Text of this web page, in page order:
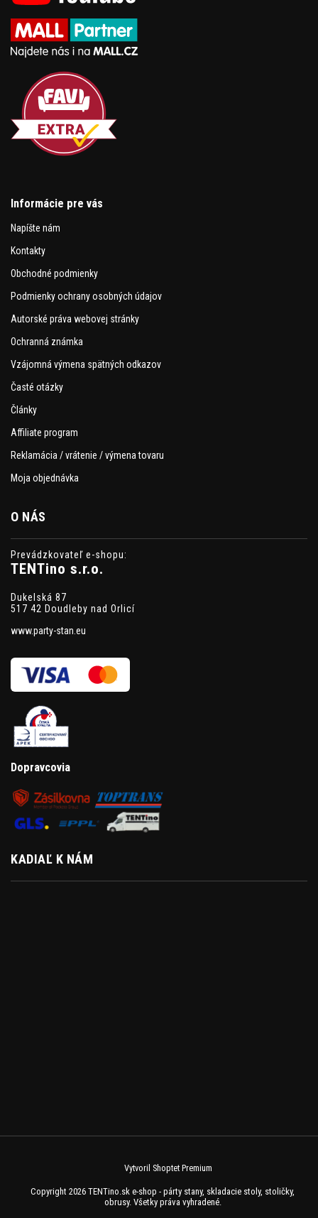
Informácie pre vás
Napíšte nám
Kontakty
Obchodné podmienky
Podmienky ochrany osobných údajov
Autorské práva webovej stránky
Ochranná známka
Vzájomná výmena spätných odkazov
Časté otázky
Články
Affiliate program
Reklamácia / vrátenie / výmena tovaru
Moja objednávka
O NÁS
Prevádzkovateľ e-shopu:
TENTino s.r.o.
Dukelská 87
517 42 Doudleby nad Orlicí
www.party-stan.eu
Dopravcovia
KADIAĽ K NÁM
Vytvoril Shoptet Premium
Copyright 2026 TENTino.sk e-shop - párty stany, skladacie stoly, stoličky,
obrusy. Všetky práva vyhradené.